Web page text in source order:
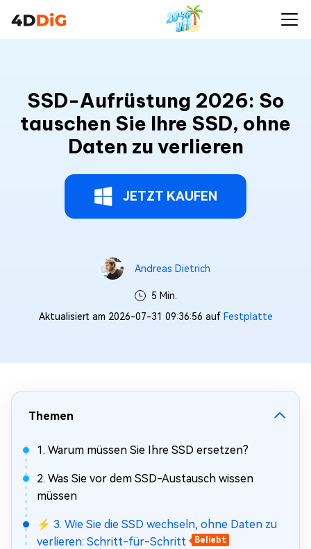
SSD-Aufrüstung 2026: So
tauschen Sie Ihre SSD, ohne
Daten zu verlieren
JETZT KAUFEN
Andreas Dietrich
5 Min.
Aktualisiert am 2026-07-31 09:36:56 auf Festplatte
Themen
1. Warum müssen Sie Ihre SSD ersetzen?
2. Was Sie vor dem SSD-Austausch wissen
müssen
⚡ 3. Wie Sie die SSD wechseln, ohne Daten zu
verlieren: Schritt-für-Schritt
Beliebt